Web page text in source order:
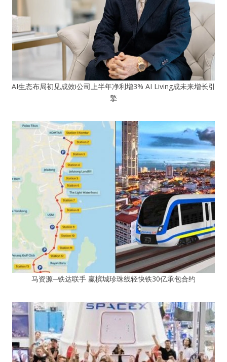
AI生态布局初见成效i公司上半年净利增3% AI Living成未来增长引
擎
马资源─铁达联手 赢槟城珍珠线轻快铁30亿承包合约